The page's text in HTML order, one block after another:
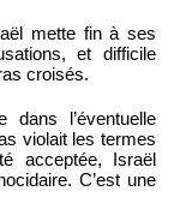
mette fin à ses
et difficile
croisés.
l’éventuelle
violait les termes
acceptée, Israël
C’est une